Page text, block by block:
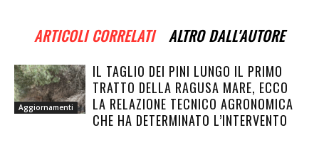
ARTICOLI CORRELATI ALTRO DALL'AUTORE
Aggiornamenti
IL TAGLIO DEI PINI LUNGO IL PRIMO
TRATTO DELLA RAGUSA MARE, ECCO
LA RELAZIONE TECNICO AGRONOMICA
CHE HA DETERMINATO L’INTERVENTO